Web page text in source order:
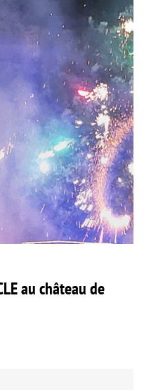
au château de